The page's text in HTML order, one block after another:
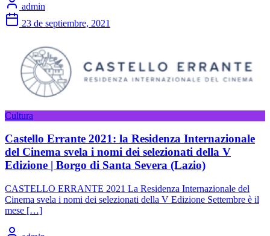
admin
23 de septiembre, 2021
Cultura
Castello Errante 2021: la Residenza Internazionale
del Cinema svela i nomi dei selezionati della V
Edizione | Borgo di Santa Severa (Lazio)
CASTELLO ERRANTE 2021 La Residenza Internazionale del
Cinema svela i nomi dei selezionati della V Edizione Settembre è il
mese […]